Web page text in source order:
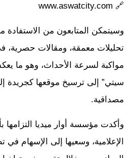
🔗 www.aswatcity.com
وسيتمكن المتابعون من الاستفادة
تحليلات معمقة، ومقالات حصرية،
مواكبة لسرعة الأحداث، وهو ما
سيتي” إلى ترسيخ موقعها كجريدة
مصداقية.
وأكدت مؤسسة أوار ميديا التزامها
الإعلامية، وسعيها إلى الإسهام في